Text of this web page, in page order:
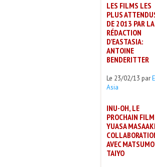
LES FILMS LES
PLUS
DE 2013 PAR LA
RÉDACTION
D’EASTASIA:
ANTOINE
BENDERITTER
Le 23/02/13 par
Asia
INU-OH, LE
PROCHAIN
YUASA
AVEC
TAIYO